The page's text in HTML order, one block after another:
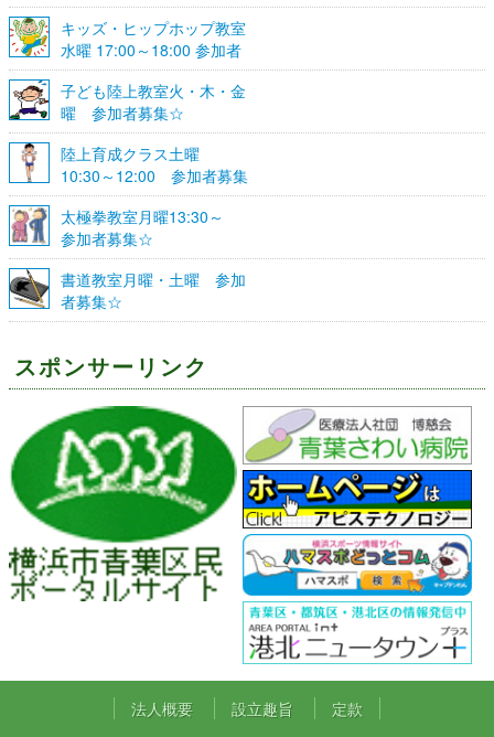
キッズ・ヒップホップ教室
水曜 17:00～18:00 参加者
募集☆
子ども陸上教室火・木・金
曜 参加者募集☆
陸上育成クラス土曜
10:30～12:00 参加者募集
☆
太極拳教室月曜13:30～
参加者募集☆
書道教室月曜・土曜 参加
者募集☆
スポンサーリンク
法人概要 設立趣旨 定款